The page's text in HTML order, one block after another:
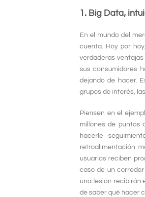
1. Big Data,
En el mundo del
cuenta. Hoy por
verdaderas
sus consumidores
dejando de hacer.
grupos de interés,
Piensen en el
millones de puntos
hacerle
retroalimentación
usuarios reciben
caso de un
una lesión recibirán
de saber qué hacer